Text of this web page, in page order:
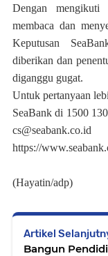
Dengan mengikuti
membaca dan
Keputusan
diberikan dan
diganggu gugat.
Untuk pertanyaan
SeaBank di 1500
https://
(Hayatin/adp)
Artikel
Bangun Pendidikan Karakter Anak